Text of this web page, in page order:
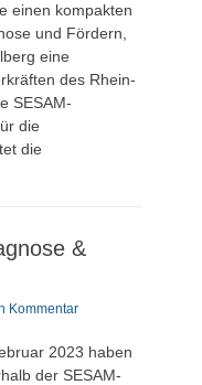
einen kompakten
und Fördern,
eine
des Rhein-
SESAM-
die
die
&
Kommentar
2023 haben
der SESAM-